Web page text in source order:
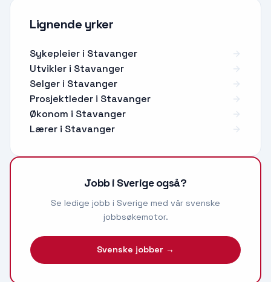
Lignende yrker
Sykepleier i Stavanger
Utvikler i Stavanger
Selger i Stavanger
Prosjektleder i Stavanger
Økonom i Stavanger
Lærer i Stavanger
Jobb i Sverige også?
Se ledige jobb i Sverige med vår svenske
jobbsøkemotor.
Svenske jobber →